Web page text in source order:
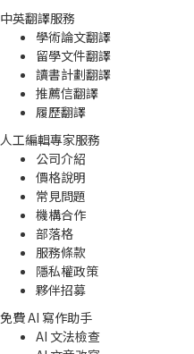
中英翻譯服務
學術論文翻譯
留學文件翻譯
讀書計劃翻譯
推薦信翻譯
履歷翻譯
人工編輯專家服務
公司介紹
價格說明
常見問題
機構合作
部落格
服務條款
隱私權政策
夥伴招募
免費 AI 寫作助手
AI 文法檢查